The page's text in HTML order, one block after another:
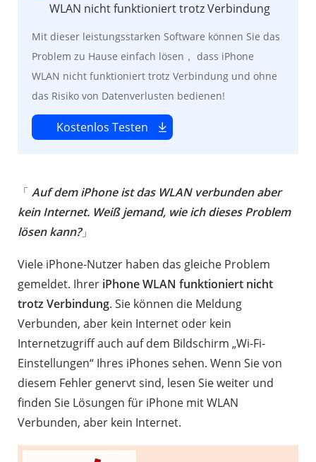
WLAN nicht funktioniert trotz Verbindung
Mit dieser leistungsstarken Software können Sie das
Problem zu Hause einfach lösen， dass iPhone
WLAN nicht funktioniert trotz Verbindung und ohne
das Risiko von Datenverlusten bedienen!
Kostenlos Testen
「 Auf dem iPhone ist das WLAN verbunden aber
kein Internet. Weiß jemand, wie ich dieses Problem
lösen kann?」
Viele iPhone-Nutzer haben das gleiche Problem
gemeldet. Ihrer iPhone WLAN funktioniert nicht
trotz Verbindung. Sie können die Meldung
Verbunden, aber kein Internet oder kein
Internetzugriff auch auf dem Bildschirm „Wi-Fi-
Einstellungen“ Ihres iPhones sehen. Wenn Sie von
diesem Fehler genervt sind, lesen Sie weiter und
finden Sie Lösungen für iPhone mit WLAN
Verbunden, aber kein Internet.